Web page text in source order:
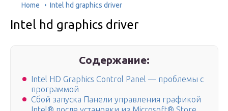
Home Intel hd graphics driver
Intel hd graphics driver
Содержание:
Intel HD Graphics Control Panel — проблемы с
программой
Сбой запуска Панели управления графикой